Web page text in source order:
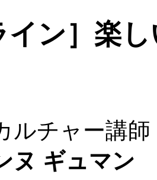
イン］楽
ルチャー講師
ヌ ギュマン